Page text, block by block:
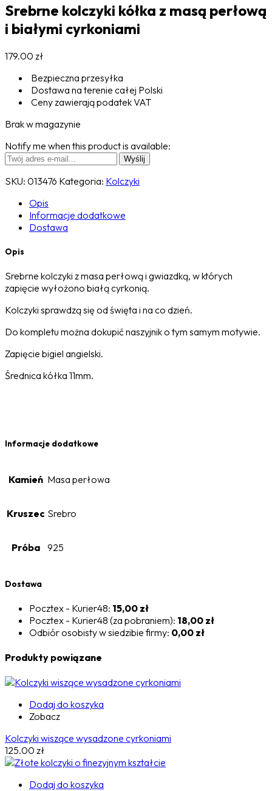
Srebrne kolczyki kółka z masą perłową
i białymi cyrkoniami
179.00 zł
Bezpieczna przesyłka
Dostawa na terenie całej Polski
Ceny zawierają podatek VAT
Brak w magazynie
Notify me when this product is available:
SKU: 013476 Kategoria: Kolczyki
Opis
Informacje dodatkowe
Dostawa
Opis
Srebrne kolczyki z masa perłową i gwiazdką, w których
zapięcie wyłożono białą cyrkonią.
Kolczyki sprawdzą się od święta i na co dzień.
Do kompletu można dokupić naszyjnik o tym samym motywie.
Zapięcie bigiel angielski.
Średnica kółka 11mm.
Informacje dodatkowe
Kamień Masa perłowa
Kruszec Srebro
Próba 925
Dostawa
Pocztex - Kurier48: 15,00 zł
Pocztex - Kurier48 (za pobraniem): 18,00 zł
Odbiór osobisty w siedzibie firmy: 0,00 zł
Produkty powiązane
Dodaj do koszyka
Zobacz
Kolczyki wiszące wysadzone cyrkoniami
125.00 zł
Dodaj do koszyka